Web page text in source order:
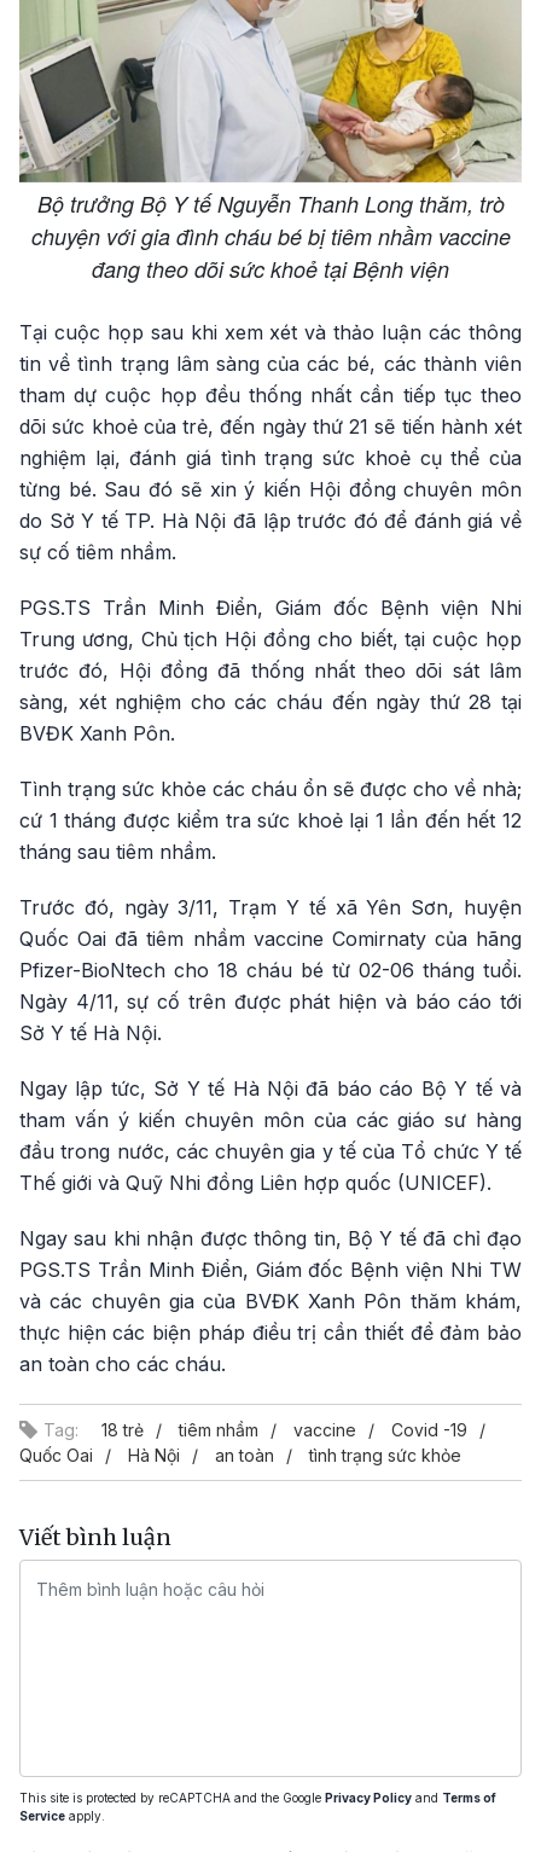
Bộ trưởng Bộ Y tế Nguyễn Thanh Long thăm, trò
chuyện với gia đình cháu bé bị tiêm nhầm vaccine
đang theo dõi sức khoẻ tại Bệnh viện
Tại cuộc họp sau khi xem xét và thảo luận các thông
tin về tình trạng lâm sàng của các bé, các thành viên
tham dự cuộc họp đều thống nhất cần tiếp tục theo
dõi sức khoẻ của trẻ, đến ngày thứ 21 sẽ tiến hành xét
nghiệm lại, đánh giá tình trạng sức khoẻ cụ thể của
từng bé. Sau đó sẽ xin ý kiến Hội đồng chuyên môn
do Sở Y tế TP. Hà Nội đã lập trước đó để đánh giá về
sự cố tiêm nhầm.
PGS.TS Trần Minh Điển, Giám đốc Bệnh viện Nhi
Trung ương, Chủ tịch Hội đồng cho biết, tại cuộc họp
trước đó, Hội đồng đã thống nhất theo dõi sát lâm
sàng, xét nghiệm cho các cháu đến ngày thứ 28 tại
BVĐK Xanh Pôn.
Tình trạng sức khỏe các cháu ổn sẽ được cho về nhà;
cứ 1 tháng được kiểm tra sức khoẻ lại 1 lần đến hết 12
tháng sau tiêm nhầm.
Trước đó, ngày 3/11, Trạm Y tế xã Yên Sơn, huyện
Quốc Oai đã tiêm nhầm vaccine Comirnaty của hãng
Pfizer-BioNtech cho 18 cháu bé từ 02-06 tháng tuổi.
Ngày 4/11, sự cố trên được phát hiện và báo cáo tới
Sở Y tế Hà Nội.
Ngay lập tức, Sở Y tế Hà Nội đã báo cáo Bộ Y tế và
tham vấn ý kiến chuyên môn của các giáo sư hàng
đầu trong nước, các chuyên gia y tế của Tổ chức Y tế
Thế giới và Quỹ Nhi đồng Liên hợp quốc (UNICEF).
Ngay sau khi nhận được thông tin, Bộ Y tế đã chỉ đạo
PGS.TS Trần Minh Điển, Giám đốc Bệnh viện Nhi TW
và các chuyên gia của BVĐK Xanh Pôn thăm khám,
thực hiện các biện pháp điều trị cần thiết để đảm bảo
an toàn cho các cháu.
Tag: 18 trẻ tiêm nhầm vaccine
Covid -19
Quốc Oai
Hà Nội an toàn tình trạng sức khỏe
Viết bình luận
This site is protected by reCAPTCHA and the Google Privacy Policy and Terms of
Service apply.